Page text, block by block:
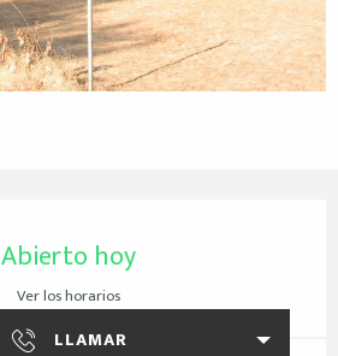
Abierto hoy
Ver los horarios
LLAMAR